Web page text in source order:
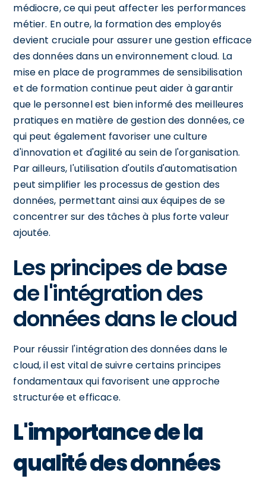
médiocre, ce qui peut affecter les performances
métier. En outre, la formation des employés
devient cruciale pour assurer une gestion efficace
des données dans un environnement cloud. La
mise en place de programmes de sensibilisation
et de formation continue peut aider à garantir
que le personnel est bien informé des meilleures
pratiques en matière de gestion des données, ce
qui peut également favoriser une culture
d'innovation et d'agilité au sein de l'organisation.
Par ailleurs, l'utilisation d'outils d'automatisation
peut simplifier les processus de gestion des
données, permettant ainsi aux équipes de se
concentrer sur des tâches à plus forte valeur
ajoutée.
Les principes de base
de l'intégration des
données dans le cloud
Pour réussir l'intégration des données dans le
cloud, il est vital de suivre certains principes
fondamentaux qui favorisent une approche
structurée et efficace.
L'importance de la
qualité des données